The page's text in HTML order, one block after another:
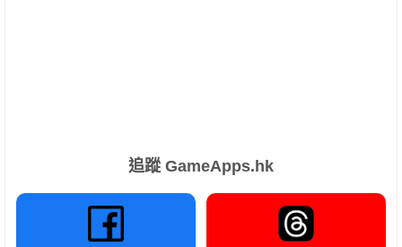
追蹤 GameApps.hk